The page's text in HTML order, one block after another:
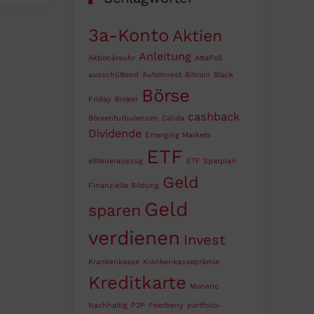
3a-Konto Aktien
Aktionärsuhr Anleitung AttaPoll
ausschüttend AutoInvest Bitcoin Black
Friday Broker Börse
Börsenturbulenzen Calida cashback
Dividende Emerging Markets
eSteuerauszug ETF ETF Sparplan
Finanzielle Bildung Geld
sparen Geld
verdienen Invest
Krankenkasse Krankenkasseprämie
Kreditkarte Monerio
Nachhaltig P2P Peerberry portfolio-